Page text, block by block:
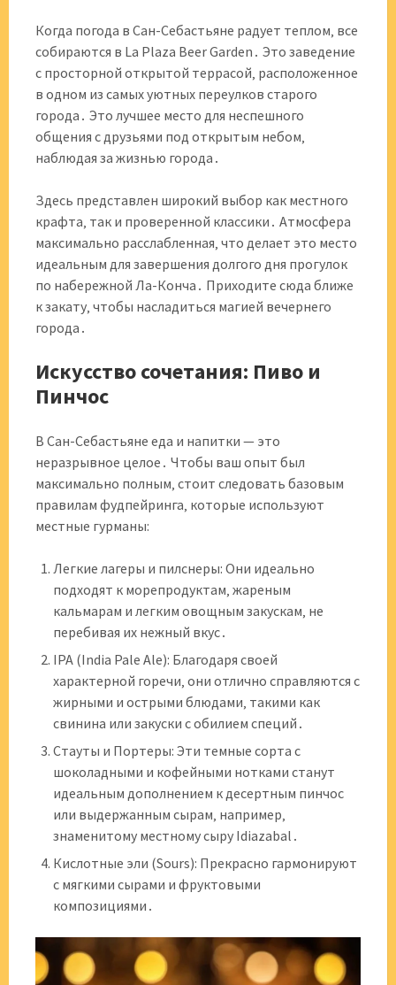
Когда погода в Сан-Себастьяне радует теплом‚ все
собираются в La Plaza Beer Garden․ Это заведение
с просторной открытой террасой‚ расположенное
в одном из самых уютных переулков старого
города․ Это лучшее место для неспешного
общения с друзьями под открытым небом‚
наблюдая за жизнью города․
Здесь представлен широкий выбор как местного
крафта‚ так и проверенной классики․ Атмосфера
максимально расслабленная‚ что делает это место
идеальным для завершения долгого дня прогулок
по набережной Ла-Конча․ Приходите сюда ближе
к закату‚ чтобы насладиться магией вечернего
города․
Искусство сочетания: Пиво и
Пинчос
В Сан-Себастьяне еда и напитки — это
неразрывное целое․ Чтобы ваш опыт был
максимально полным‚ стоит следовать базовым
правилам фудпейринга‚ которые используют
местные гурманы:
Легкие лагеры и пилснеры: Они идеально
подходят к морепродуктам‚ жареным
кальмарам и легким овощным закускам‚ не
перебивая их нежный вкус․
IPA (India Pale Ale): Благодаря своей
характерной горечи‚ они отлично справляются с
жирными и острыми блюдами‚ такими как
свинина или закуски с обилием специй․
Стауты и Портеры: Эти темные сорта с
шоколадными и кофейными нотками станут
идеальным дополнением к десертным пинчос
или выдержанным сырам‚ например‚
знаменитому местному сыру Idiazabal․
Кислотные эли (Sours): Прекрасно гармонируют
с мягкими сырами и фруктовыми
композициями․